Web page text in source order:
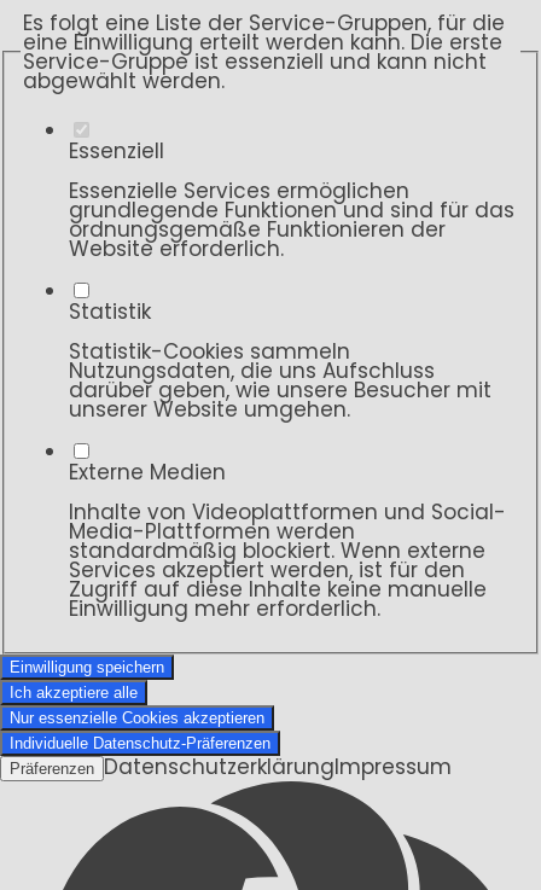
Es folgt eine Liste der Service-Gruppen, für die
eine Einwilligung erteilt werden kann. Die erste
Service-Gruppe ist essenziell und kann nicht
abgewählt werden.
Essenziell
Essenzielle Services ermöglichen
grundlegende Funktionen und sind für das
ordnungsgemäße Funktionieren der
Website erforderlich.
Statistik
Statistik-Cookies sammeln
Nutzungsdaten, die uns Aufschluss
darüber geben, wie unsere Besucher mit
unserer Website umgehen.
Externe Medien
Inhalte von Videoplattformen und Social-
Media-Plattformen werden
standardmäßig blockiert. Wenn externe
Services akzeptiert werden, ist für den
Zugriff auf diese Inhalte keine manuelle
Einwilligung mehr erforderlich.
Einwilligung speichern
Ich akzeptiere alle
Nur essenzielle Cookies akzeptieren
Individuelle Datenschutz-Präferenzen
Präferenzen DatenschutzerklärungImpressum